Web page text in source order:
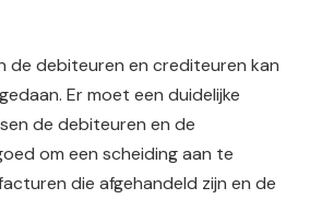
de debiteuren en crediteuren kan
Er moet een duidelijke
de debiteuren en de
om een scheiding aan te
die afgehandeld zijn en de